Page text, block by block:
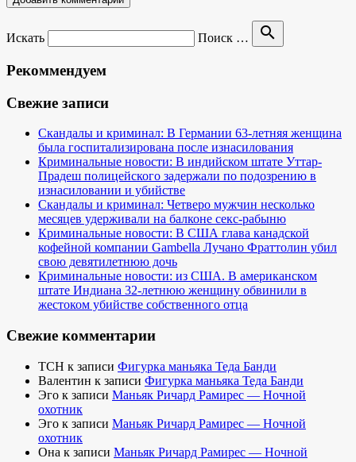
Искать Поиск … search
Рекоммендуем
Свежие записи
Скандалы и криминал: В Германии 63-летняя женщина
была госпитализирована после изнасилования
Криминальные новости: В индийском штате Уттар-
Прадеш полицейского задержали по подозрению в
изнасиловании и убийстве
Скандалы и криминал: Четверо мужчин несколько
месяцев удерживали на балконе секс-рабыню
Криминальные новости: В США глава канадской
кофейной компании Gambella Лучано Фраттолин убил
свою девятилетнюю дочь
Криминальные новости: из США. В американском
штате Индиана 32-летнюю женщину обвинили в
жестоком убийстве собственного отца
Свежие комментарии
TCH к записи Фигурка маньяка Теда Банди
Валентин к записи Фигурка маньяка Теда Банди
Эго к записи Маньяк Ричард Рамирес — Ночной
охотник
Эго к записи Маньяк Ричард Рамирес — Ночной
охотник
Она к записи Маньяк Ричард Рамирес — Ночной